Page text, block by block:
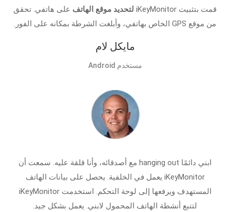
قمت بتثبيت iKeyMonitor
لتحديد موقع الهاتف على هاتفي. تحقق
من موقع GPS الخاص بهاتفي، وأبلغت الشرطة بمكانه على الفور.
مايكل لام
مستخدم Android
ابني دائمًا hanging out مع أصدقائه، وأنا قلقة عليه. سمعت أن
iKeyMonitor يعمل في الخلفية. يحصل على بيانات الهاتف
المستهدف ويرفعها إلى لوحة التحكم. استخدمت iKeyMonitor
لتتبع أنشطة الهاتف المحمول لابني. يعمل بشكل جيد.